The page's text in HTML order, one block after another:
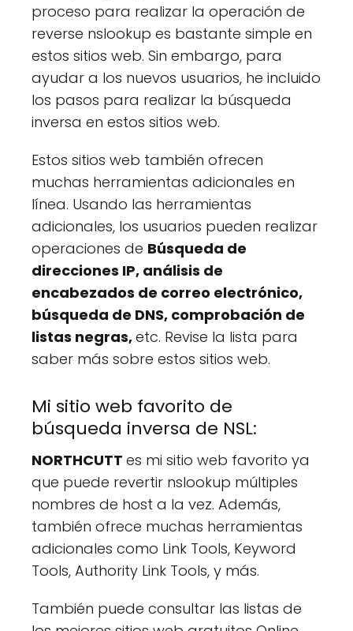
proceso para realizar la operación de
reverse nslookup es bastante simple en
estos sitios web. Sin embargo, para
ayudar a los nuevos usuarios, he incluido
los pasos para realizar la búsqueda
inversa en estos sitios web.
Estos sitios web también ofrecen
muchas herramientas adicionales en
línea. Usando las herramientas
adicionales, los usuarios pueden realizar
operaciones de Búsqueda de
direcciones IP, análisis de
encabezados de correo electrónico,
búsqueda de DNS, comprobación de
listas negras,etc. Revise la lista para
saber más sobre estos sitios web.
Mi sitio web favorito de
búsqueda inversa de NSL:
NORTHCUTT es mi sitio web favorito ya
que puede revertir nslookup múltiples
nombres de host a la vez. Además,
también ofrece muchas herramientas
adicionales como Link Tools, Keyword
Tools, Authority Link Tools, y más.
También puede consultar las listas de